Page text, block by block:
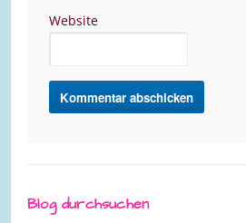
Website
Blog durchsuchen